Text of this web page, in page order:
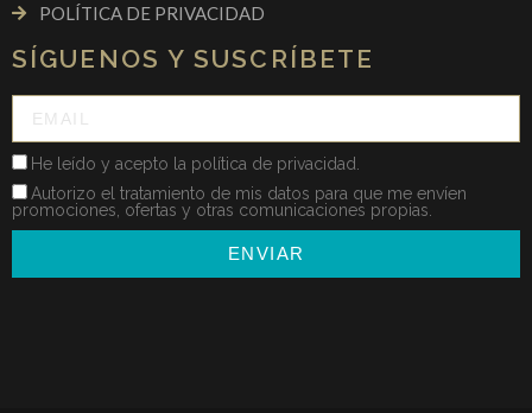
POLÍTICA DE PRIVACIDAD
SÍGUENOS Y SUSCRÍBETE
He leído y acepto la política de privacidad.
Autorizo el tratamiento de mis datos para que me envíen
promociones, ofertas y otras comunicaciones propias.
ENVIAR